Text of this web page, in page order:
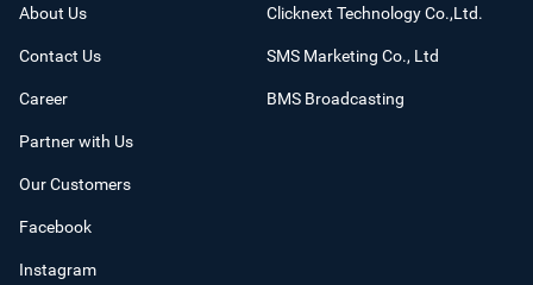
About Us
Contact Us
Career
Partner with Us
Our Customers
Facebook
Instagram
Clicknext Technology Co.,Ltd.
SMS Marketing Co., Ltd
BMS Broadcasting